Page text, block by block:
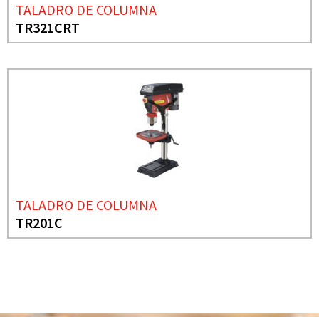
TALADRO DE COLUMNA
TR321CRT
TALADRO DE COLUMNA
TR201C